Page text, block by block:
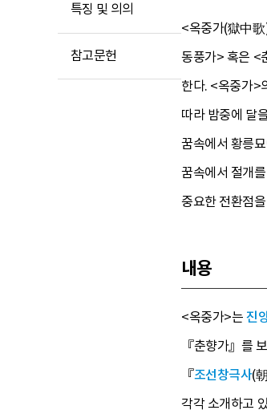
특징 및 의의
참고문헌
<옥중가(獄中
동풍가> 혹은 <
한다. <옥중가>
따라 밤중에 달
꿈속에서 황릉
꿈속에서 절개
중요한 전환점
내용
<옥중가>는진
『춘향가』를
『조선창극사(
각각 소개하고